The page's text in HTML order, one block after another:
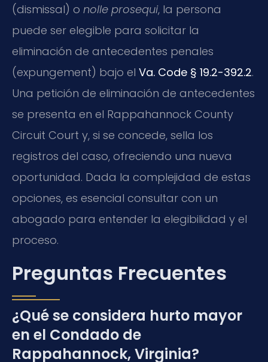
(dismissal) o nolle prosequi, la persona
puede ser elegible para solicitar la
eliminación de antecedentes penales
(expungement) bajo el Va. Code § 19.2-392.2.
Una petición de eliminación de antecedentes
se presenta en el Rappahannock County
Circuit Court y, si se concede, sella los
registros del caso, ofreciendo una nueva
oportunidad. Dada la complejidad de estas
opciones, es esencial consultar con un
abogado para entender la elegibilidad y el
proceso.
Preguntas Frecuentes
¿Qué se considera hurto mayor
en el Condado de
Rappahannock, Virginia?